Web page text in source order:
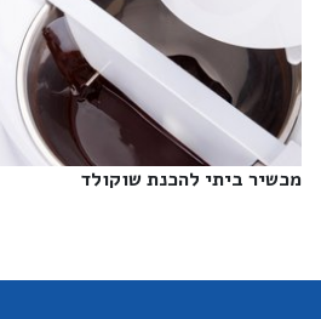
מכשיר ביתי להכנת שוקולד‎